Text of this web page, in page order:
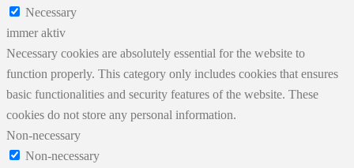
Necessary
immer aktiv
Necessary cookies are absolutely essential for the website to
function properly. This category only includes cookies that ensures
basic functionalities and security features of the website. These
cookies do not store any personal information.
Non-necessary
Non-necessary